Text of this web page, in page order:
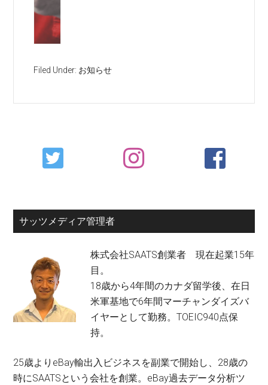
Filed Under: お知らせ
Primary
Sidebar
サッツメディア管理者
株式会社SAATS創業者 現在起業15年
目。
18歳から4年間のカナダ留学後、在日
米軍基地で6年間マーチャンダイズバ
イヤーとして勤務。TOEIC940点保
持。
25歳よりeBay輸出入ビジネスを副業で開始し、28歳の
時にSAATSという会社を創業。eBay過去データ分析ツ